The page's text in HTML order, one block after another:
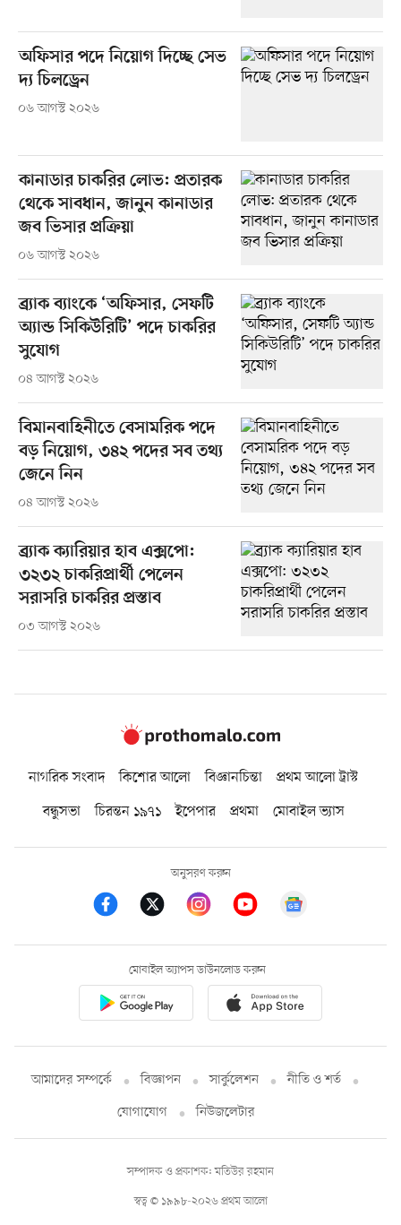
অফিসার পদে নিয়োগ দিচ্ছে সেভ
দ্য চিলড্রেন
০৬ আগস্ট ২০২৬
কানাডার চাকরির লোভ: প্রতারক
থেকে সাবধান, জানুন কানাডার
জব ভিসার প্রক্রিয়া
০৬ আগস্ট ২০২৬
ব্র্যাক ব্যাংকে ‘অফিসার, সেফটি
অ্যান্ড সিকিউরিটি’ পদে চাকরির
সুযোগ
০৪ আগস্ট ২০২৬
বিমানবাহিনীতে বেসামরিক পদে
বড় নিয়োগ, ৩৪২ পদের সব তথ্য
জেনে নিন
০৪ আগস্ট ২০২৬
ব্র্যাক ক্যারিয়ার হাব এক্সপো:
৩২৩২ চাকরিপ্রার্থী পেলেন
সরাসরি চাকরির প্রস্তাব
০৩ আগস্ট ২০২৬
নাগরিক সংবাদ কিশোর আলো বিজ্ঞানচিন্তা
প্রথম আলো ট্রাস্ট
বন্ধুসভা
চিরন্তন ১৯৭১ ইপেপার প্রথমা মোবাইল ভ্যাস
অনুসরণ করুন
মোবাইল অ্যাপস ডাউনলোড করুন
আমাদের সম্পর্কে বিজ্ঞাপন সার্কুলেশন
নীতি ও শর্ত
যোগাযোগ
নিউজলেটার
স্বত্ব © ১৯৯৮-২০২৬ প্রথম আলো
সম্পাদক ও প্রকাশক: মতিউর রহমান